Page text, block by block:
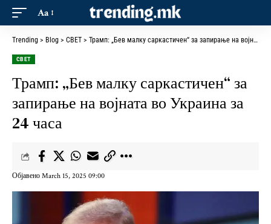
Aa
Trending > Blog > СВЕТ > Трамп: „Бев малку саркастичен“ за запирање на војната во Украина за 24 часа
СВЕТ
Трамп: „Бев малку саркастичен“ за
запирање на војната во Украина за
24 часа
Објавено March 15, 2025 09:00